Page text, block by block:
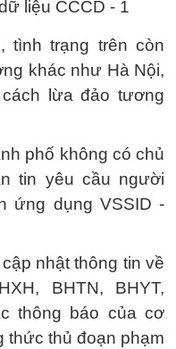
tình trạng trên còn
khác như Hà Nội,
lừa đảo tương
phố không có chủ
tin yêu cầu người
ứng dụng VSSID -
nhật thông tin về
BHTN, BHYT,
thông báo của cơ
thủ đoạn phạm